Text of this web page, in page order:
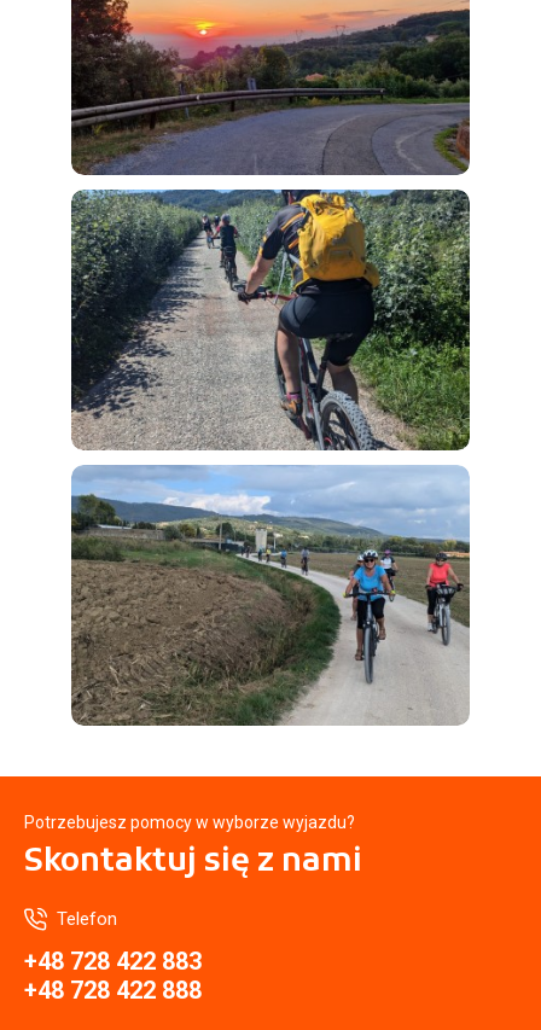
Potrzebujesz pomocy w wyborze wyjazdu?
Skontaktuj się z nami
Telefon
+48 728 422 883
+48 728 422 888